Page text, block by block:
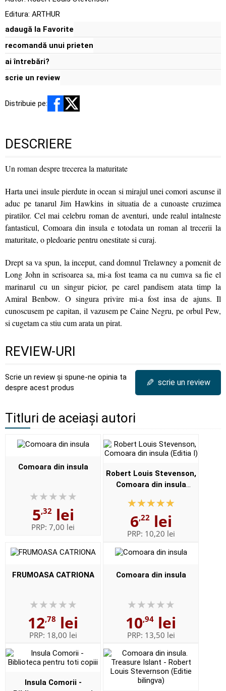
Editura: ARTHUR
adaugă la Favorite
recomandă unui prieten
ai întrebări?
scrie un review
Distribuie pe:
DESCRIERE
Un roman despre trecerea la maturitate
Harta unei insule pierdute in ocean si mirajul unei comori ascunse il
aduc pe tanarul Jim Hawkins in situatia de a cunoaste cruzimea
piratilor. Cel mai celebru roman de aventuri, unde realul intalneste
fantasticul, Comoara din insula e totodata un roman al trecerii la
maturitate, o pledoarie pentru onestitate si curaj.
Drept sa va spun, la inceput, cand domnul Trelawney a pomenit de
Long John in scrisoarea sa, mi-a fost teama ca nu cumva sa fie el
marinarul cu un singur picior, pe carel pandisem atata timp la
Amiral Benbow. O singura privire mi-a fost insa de ajuns. Il
cunoscusem pe capitan, il vazusem pe Caine Negru, pe orbul Pew,
si cugetam ca stiu cum arata un pirat.
REVIEW-URI
Scrie un review și spune-ne opinia ta
despre acest produs
✎ scrie un review
Titluri de aceiași autori
Comoara din insula
5,32lei
PRP: 7,00 lei
Robert Louis Stevenson,
Comoara din insula
6,22lei
PRP: 10,20 lei
FRUMOASA CATRIONA
12,78 lei
PRP: 18,00 lei
Comoara din insula
10,94 lei
PRP: 13,50 lei
Insula Comorii -